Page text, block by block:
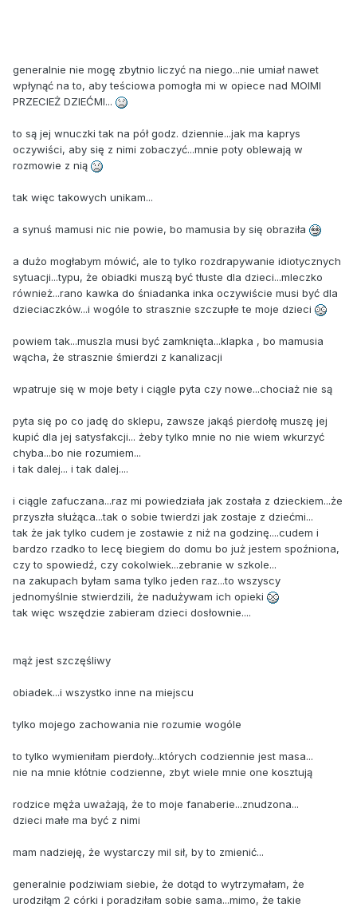
generalnie nie mogę zbytnio liczyć na niego...nie umiał nawet
wpłynąć na to, aby teściowa pomogła mi w opiece nad MOIMI
PRZECIEŻ DZIEĆMI...
to są jej wnuczki tak na pół godz. dziennie...jak ma kaprys
oczywiści, aby się z nimi zobaczyć...mnie poty oblewają w
rozmowie z nią
tak więc takowych unikam...
a synuś mamusi nic nie powie, bo mamusia by się obraziła
a dużo mogłabym mówić, ale to tylko rozdrapywanie idiotycznych
sytuacji...typu, że obiadki muszą być tłuste dla dzieci...mleczko
również...rano kawka do śniadanka inka oczywiście musi być dla
dzieciaczków...i wogóle to strasznie szczupłe te moje dzieci
powiem tak...muszla musi być zamknięta...klapka , bo mamusia
wącha, że strasznie śmierdzi z kanalizacji
wpatruje się w moje bety i ciągle pyta czy nowe...chociaż nie są
pyta się po co jadę do sklepu, zawsze jakąś pierdołę muszę jej
kupić dla jej satysfakcji... żeby tylko mnie no nie wiem wkurzyć
chyba...bo nie rozumiem...
i tak dalej... i tak dalej....
i ciągle zafuczana...raz mi powiedziała jak została z dzieckiem...że
przyszła służąca...tak o sobie twierdzi jak zostaje z dziećmi...
tak że jak tylko cudem je zostawie z niż na godzinę....cudem i
bardzo rzadko to lecę biegiem do domu bo już jestem spoźniona,
czy to spowiedź, czy cokolwiek...zebranie w szkole...
na zakupach byłam sama tylko jeden raz...to wszyscy
jednomyślnie stwierdzili, że nadużywam ich opieki
tak więc wszędzie zabieram dzieci dosłownie....
mąż jest szczęśliwy
obiadek...i wszystko inne na miejscu
tylko mojego zachowania nie rozumie wogóle
to tylko wymieniłam pierdoły...których codziennie jest masa...
nie na mnie kłótnie codzienne, zbyt wiele mnie one kosztują
rodzice męża uważają, że to moje fanaberie...znudzona...
dzieci małe ma być z nimi
mam nadzieję, że wystarczy mil sił, by to zmienić...
generalnie podziwiam siebie, że dotąd to wytrzymałam, że
urodziłąm 2 córki i poradziłam sobie sama...mimo, że takie